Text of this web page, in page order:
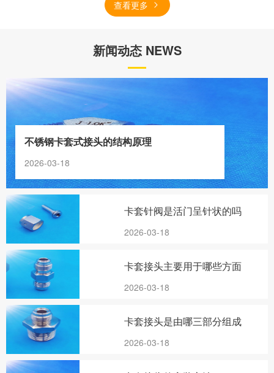
查看更多
新闻动态 NEWS
不锈钢卡套式接头的结构原理
2026-03-18
卡套针阀是活门呈针状的吗
2026-03-18
卡套接头主要用于哪些方面
2026-03-18
卡套接头是由哪三部分组成
2026-03-18